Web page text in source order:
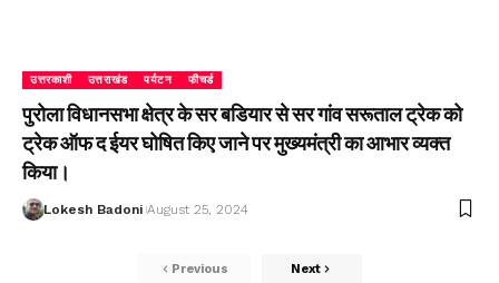
उत्तरकाशी उत्तराखंड पर्यटन फीचर्ड
पुरोला विधानसभा क्षेत्र के सर बडियार से सर गांव सरूताल ट्रेक को
ट्रेक ऑफ द ईयर घोषित किए जाने पर मुख्यमंत्री का आभार व्यक्त
किया।
Lokesh Badoni August 25, 2024
Previous Next